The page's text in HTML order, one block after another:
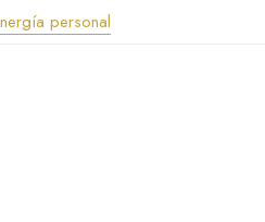
personal